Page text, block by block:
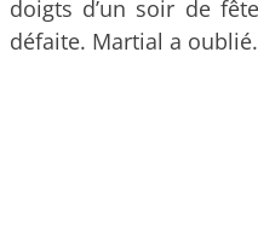
doigts d’un soir de
défaite. Martial a